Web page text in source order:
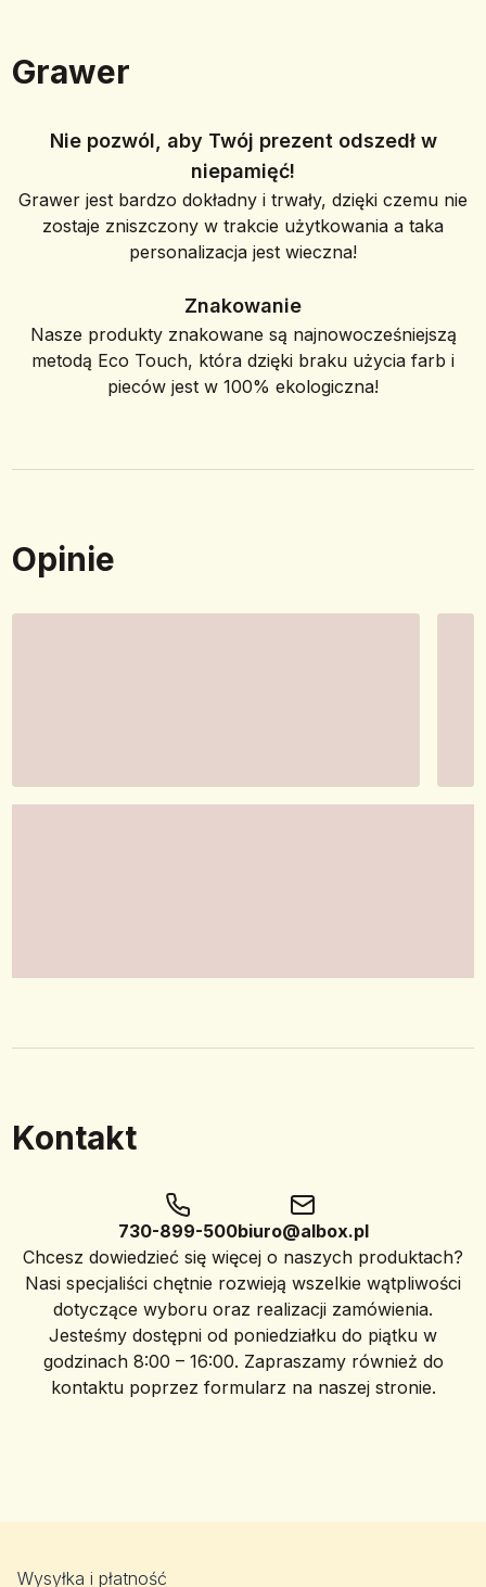
Grawer
Nie pozwól, aby Twój prezent odszedł w
niepamięć!
Grawer jest bardzo dokładny i trwały, dzięki czemu nie
zostaje zniszczony w trakcie użytkowania a taka
personalizacja jest wieczna!
Znakowanie
Nasze produkty znakowane są najnowocześniejszą
metodą Eco Touch, która dzięki braku użycia farb i
pieców jest w 100% ekologiczna!
Opinie
Kontakt
730-899-500biuro@albox.pl
Chcesz dowiedzieć się więcej o naszych produktach?
Nasi specjaliści chętnie rozwieją wszelkie wątpliwości
dotyczące wyboru oraz realizacji zamówienia.
Jesteśmy dostępni od poniedziałku do piątku w
godzinach 8:00 – 16:00. Zapraszamy również do
kontaktu poprzez formularz na naszej stronie.
Wysyłka i płatność